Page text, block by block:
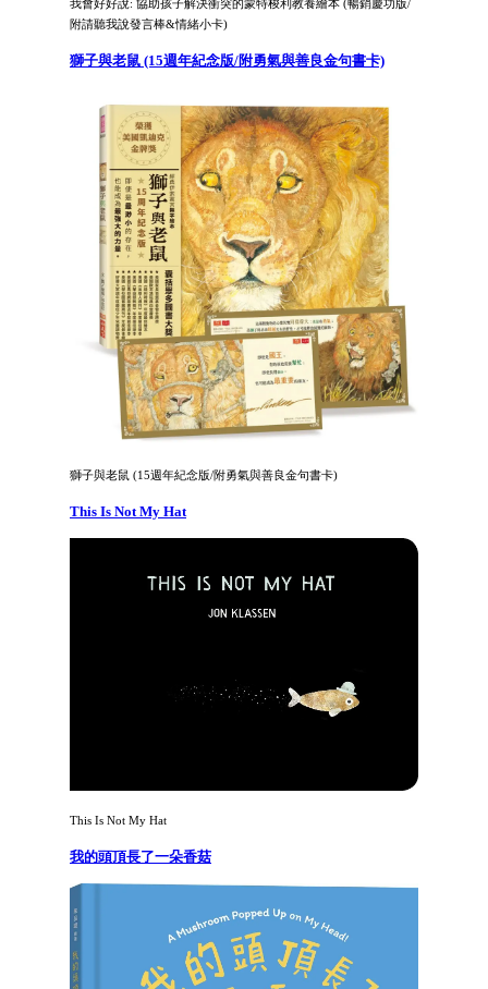
我會好好說: 協助孩子解決衝突的蒙特梭利教養繪本 (暢銷慶功版/
附請聽我說發言棒&情緒小卡)
獅子與老鼠 (15週年紀念版/附勇氣與善良金句書卡)
獅子與老鼠 (15週年紀念版/附勇氣與善良金句書卡)
This Is Not My Hat
This Is Not My Hat
我的頭頂長了一朵香菇